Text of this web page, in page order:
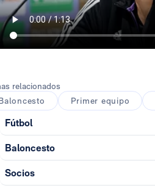
relacionados
Primer equipo
Fútbol
Baloncesto
Socios